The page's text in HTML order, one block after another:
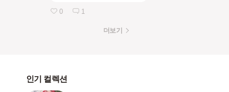
0 1
더보기
인기 컬렉션